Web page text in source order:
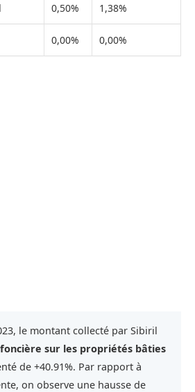
0,50% 1,38%
0,00% 0,00%
le montant collecté par Sibiril
sur les propriétés bâties
de +40.91%. Par rapport à
on observe une hausse de